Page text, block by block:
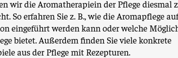
wir die Aromatherapiein der Pflege diesmal
So erfahren Sie z. B., wie die Aromapflege
eingeführt werden kann oder welche
bietet. Außerdem finden Sie viele konkrete
aus der Pflege mit Rezepturen.